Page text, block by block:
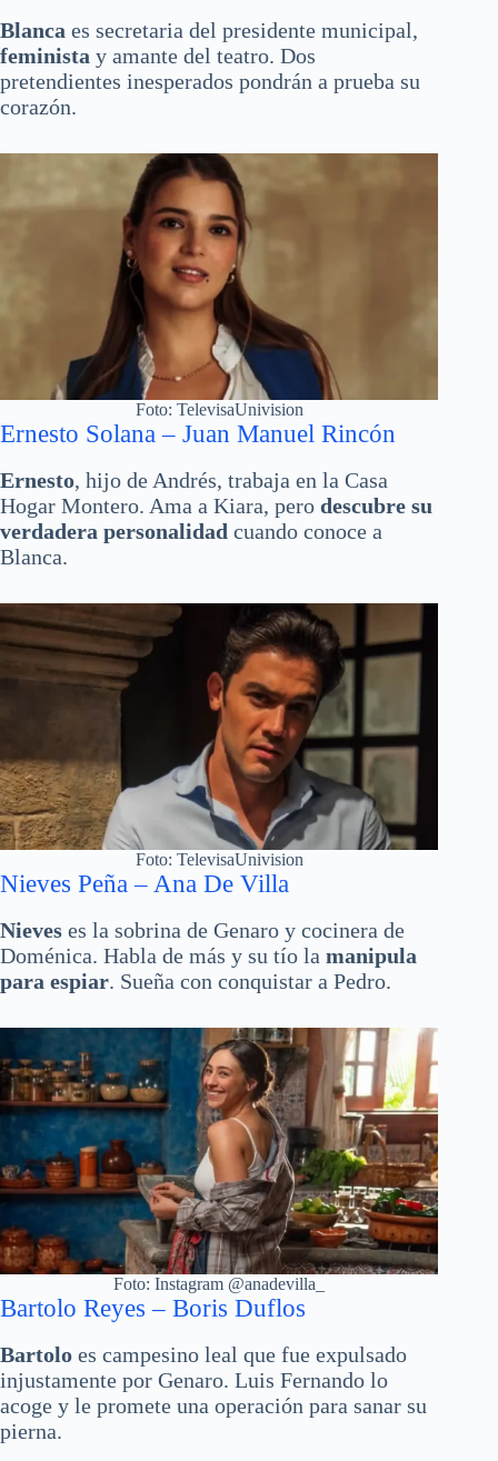
Blanca es secretaria del presidente municipal,
feminista y amante del teatro. Dos
pretendientes inesperados pondrán a prueba su
corazón.
Foto: TelevisaUnivision
Ernesto Solana – Juan Manuel Rincón
Ernesto, hijo de Andrés, trabaja en la Casa
Hogar Montero. Ama a Kiara, pero descubre su
verdadera personalidad cuando conoce a
Blanca.
Foto: TelevisaUnivision
Nieves Peña – Ana De Villa
Nieves es la sobrina de Genaro y cocinera de
Doménica. Habla de más y su tío la manipula
para espiar. Sueña con conquistar a Pedro.
Foto: Instagram @anadevilla_
Bartolo Reyes – Boris Duflos
Bartolo es campesino leal que fue expulsado
injustamente por Genaro. Luis Fernando lo
acoge y le promete una operación para sanar su
pierna.